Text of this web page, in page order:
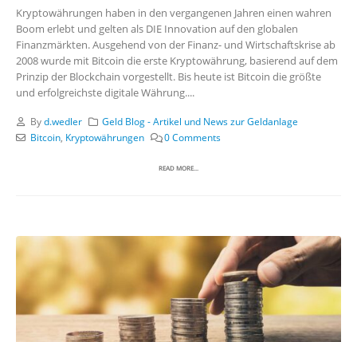
Kryptowährungen haben in den vergangenen Jahren einen wahren
Boom erlebt und gelten als DIE Innovation auf den globalen
Finanzmärkten. Ausgehend von der Finanz- und Wirtschaftskrise ab
2008 wurde mit Bitcoin die erste Kryptowährung, basierend auf dem
Prinzip der Blockchain vorgestellt. Bis heute ist Bitcoin die größte
und erfolgreichste digitale Währung....
Byd.wedler
Geld Blog - Artikel und News zur Geldanlage
Bitcoin, Kryptowährungen 0 Comments
READ MORE...